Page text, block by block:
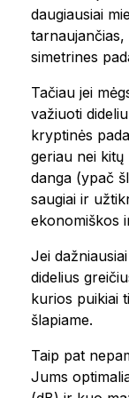
daugiausiai
simetrines
Tačiau jei
važiuoti
kryptinės
geriau nei
danga (ypač
saugiai ir
ekonomiškos
Jei
didelius
kurios puikiai
šlapiame.
Taip pat
Jums